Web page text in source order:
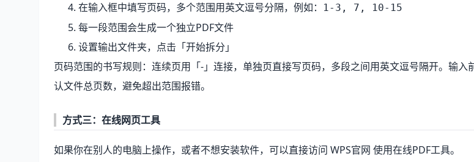
在输入框中填写页码，多个范围用英文逗号分隔，例如：
1-3, 7, 10-15
每一段范围会生成一个独立PDF文件
设置输出文件夹，点击「开始拆分」
页码范围的书写规则：连续页用「-」连接，单独页直接写页码，多段之间用英文逗号隔开。输入
认文件总页数，避免超出范围报错。
方式三：在线网页工具
如果你在别人的电脑上操作，或者不想安装软件，可以直接访问 WPS官网 使用在线PDF工具。